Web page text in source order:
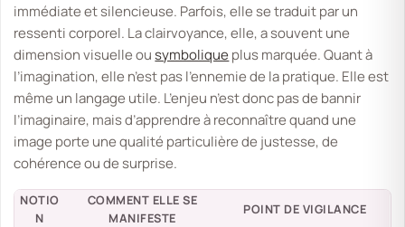
immédiate et silencieuse. Parfois, elle se traduit par un
ressenti corporel. La clairvoyance, elle, a souvent une
dimension visuelle ousymboliqueplus marquée. Quant à
l’imagination, elle n’est pas l’ennemie de la pratique. Elle est
même un langage utile. L’enjeu n’est donc pas de bannir
l’imaginaire, mais d’apprendre à reconnaître quand une
image porte une qualité particulière de justesse, de
cohérence ou de surprise.
NOTIO
N
COMMENT ELLE SE
MANIFESTE
POINT DE VIGILANCE